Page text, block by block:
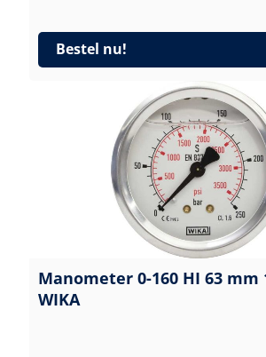
Bestel nu!
Manometer 0-160 HI 63 mm
WIKA